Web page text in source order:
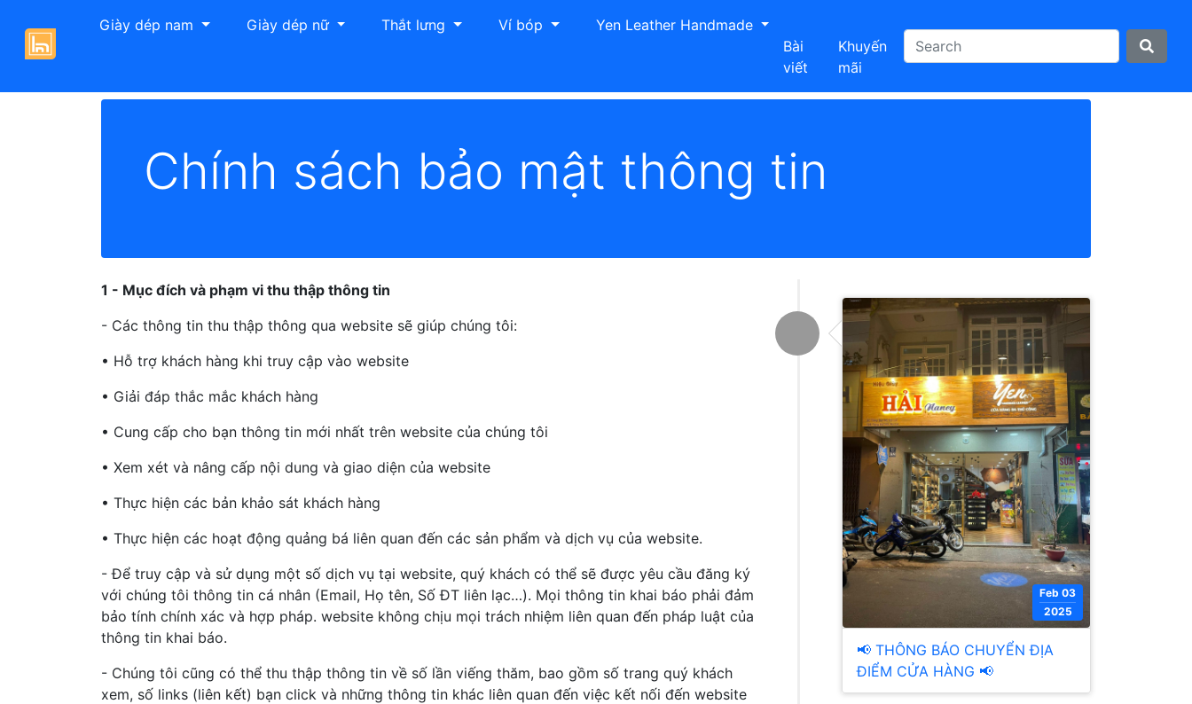
Giày dép nam Giày dép nữ Thắt lưng Ví bóp
Yen Leather Handmade
Bài
viết
Khuyến
mãi
Chính sách bảo mật thông tin
1 - Mục đích và phạm vi thu thập thông tin
- Các thông tin thu thập thông qua website sẽ giúp chúng tôi:
• Hỗ trợ khách hàng khi truy cập vào website
• Giải đáp thắc mắc khách hàng
• Cung cấp cho bạn thông tin mới nhất trên website của chúng tôi
• Xem xét và nâng cấp nội dung và giao diện của website
• Thực hiện các bản khảo sát khách hàng
• Thực hiện các hoạt động quảng bá liên quan đến các sản phẩm và dịch vụ của website.
- Để truy cập và sử dụng một số dịch vụ tại website, quý khách có thể sẽ được yêu cầu đăng ký
với chúng tôi thông tin cá nhân (Email, Họ tên, Số ĐT liên lạc…). Mọi thông tin khai báo phải đảm
bảo tính chính xác và hợp pháp. website không chịu mọi trách nhiệm liên quan đến pháp luật của
thông tin khai báo.
- Chúng tôi cũng có thể thu thập thông tin về số lần viếng thăm, bao gồm số trang quý khách
xem, số links (liên kết) bạn click và những thông tin khác liên quan đến việc kết nối đến website
Feb 03
2025
📢 THÔNG BÁO CHUYỂN ĐỊA
ĐIỂM CỬA HÀNG 📢